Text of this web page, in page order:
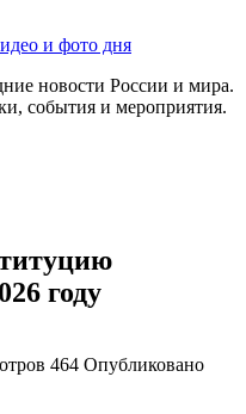
новости России и мира.
события и мероприятия.
году
464 Опубликовано